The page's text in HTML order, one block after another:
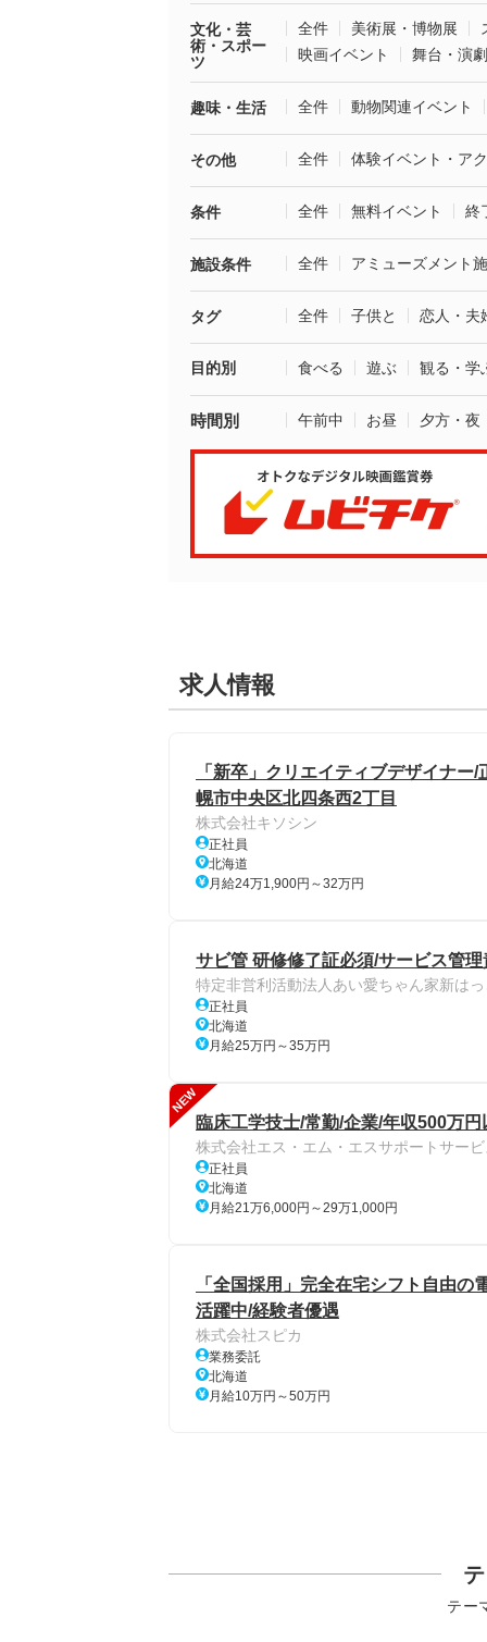
文化・芸
術・スポー
ツ
全件 美術展・博物展
映画イベント
舞台・演劇
趣味・生活 全件 動物関連イベント
その他 全件 体験イベント・ア
条件 全件 無料イベント 終
施設条件 全件 アミューズメント
タグ 全件 子供と 恋人・夫
目的別 食べる 遊ぶ 観る・学
時間別 午前中 お昼 夕方・夜
求人情報
「新卒」クリエイティブデザイナ
幌市中央区北四条西2丁目
株式会社キソシン
正社員
北海道
月給24万1,900円～32万円
サビ管 研修修了証必須/サービス管
特定非営利活動法人あい愛ちゃん家新は
正社員
北海道
月給25万円～35万円
NEW
臨床工学技士/常勤/企業/年収500万
株式会社エス・エム・エスサポートサー
正社員
北海道
月給21万6,000円～29万1,000円
「全国採用」完全在宅シフト自由
活躍中/経験者優遇
株式会社スピカ
業務委託
北海道
月給10万円～50万円
テー